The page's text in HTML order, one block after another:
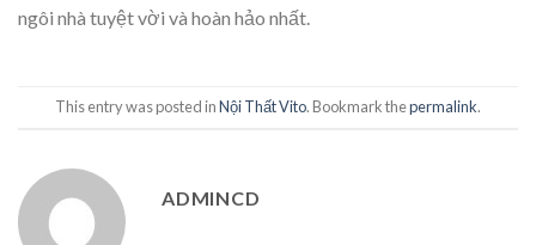
tầng 3 phòng ngủ 80m2đẹp thoáng mát giành riêng cho gia
kinh nghiệm trong lĩnh vực này để mang đến cho bạn một
ngôi nhà tuyệt vời và hoàn hảo nhất.